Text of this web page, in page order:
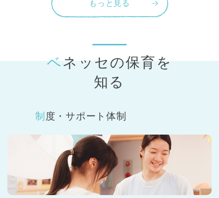
もっと見る
ベネッセの保育を
知る
制度・サポート体制